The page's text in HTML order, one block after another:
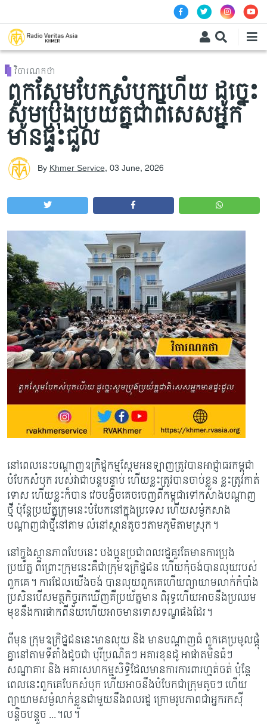
វិចារណកថា
ពួកស្កែមបែកសំបុកហើយ ដូច្នេះ
សូមប្រុងប្រយ័ត្នជាពិសេសអ្នក
មានផ្ទះជួល
ByKhmer Service, 03 June, 2026
នៅពេលនេះបណ្តាញឧក្រិដ្ឋកម្មស្កែមអនឡាញត្រូវបានអាជ្ញាធរកម្ពុជា
បំបែកសំបុក របស់វាជាបន្តបន្ទាប់ ហើយខ្លះត្រូវបានចាប់ខ្លួន ខ្លះត្រូវកាត់
ទោស ហើយខ្លះក៏បាន វេចបង្វិចគេចចេញពីកម្ពុជាទៅកសាងបណ្តាញ
ថ្មី ប៉ុន្តែប្រយ័ត្នក្រុមនេះបំបែកនៅក្នុងប្រទេស ហើយសម្ងំកសាង
បណ្តាញជាថ្មីនៅតាម លំនៅស្ថានតូចៗតាមភូមិតាមស្រុក។
នៅក្នុងស្ថានភាពបែបនេះ បងប្អូនប្រជាពលរដ្ឋគួរតែមានការប្រុង
ប្រយ័ត្ន ពីព្រោះក្រុមនេះគឺជាក្រុមឧក្រិដ្ឋជន ហើយកុំចង់បានលុយរបស់
ពួកគេ។ ការដែលយើងចង់ បានលុយពួកគេហើយព្យាយាមលាក់កំបាំង
ប្រសិនបើសមត្ថកិច្ចរកឃើញគឺប្រយ័ត្នមាន ពិរុទ្ធហើយអាចនឹងប្រឈម
មុខនឹងការផាកពីន័យហើយអាចមានទោសទណ្ឌផងដែរ។
ពីមុន ក្រុមឧក្រិដ្ឋជននេះមានលុយ និង មានបណ្តាញធំ ពួកគេប្រមូលផ្តុំ
គ្នានៅតាមទីតាំងដូចជា បុរីប្រណិតៗ អគារខុនដូ អាផាតមិនធំៗ
សណ្ឋាគារ និង អគារសហកម្មសិទ្ធិដែលមានការការពារហ្មត់ចត់ ប៉ុន្តែ
ពេលនេះពួកគេបែកសំបុក ហើយអាចនឹងបំបែកជាក្រុមតូចៗ ហើយ
ព្យាយាមសម្ងំលាក់ខ្លួនជាមួយនឹងពលរដ្ឋ ក្រោមរូបភាពជាអ្នករកស៊ី
បន្តិចបន្តួច ...។ល។